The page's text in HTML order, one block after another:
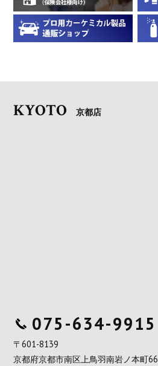
KYOTO 京都店
075-634-9915
〒601-8139
京都府京都市南区上鳥羽南岩ノ本町66